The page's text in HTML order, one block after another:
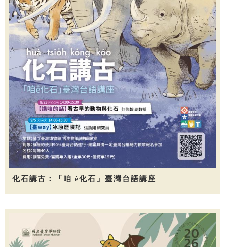
化石講古：「咱 ê化石」臺灣台語講座